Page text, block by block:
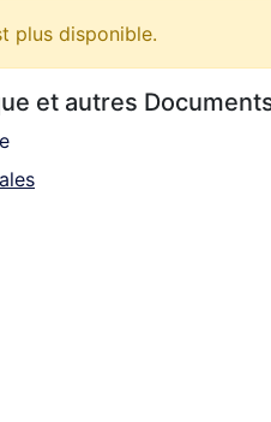
plus disponible.
et autres